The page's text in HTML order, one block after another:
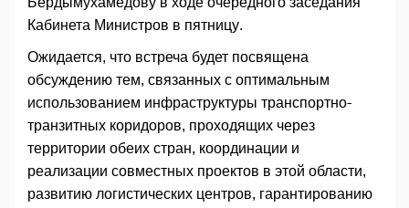
Кабинета Министров в пятницу.
Ожидается, что встреча будет посвящена
обсуждению тем, связанных с оптимальным
использованием инфраструктуры транспортно-
транзитных коридоров, проходящих через
территории обеих стран, координации и
реализации совместных проектов в этой области,
развитию логистических центров, гарантированию